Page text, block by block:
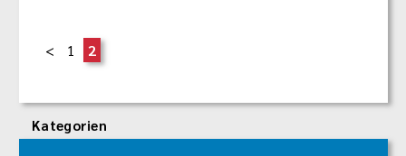
1 2
Kategorien